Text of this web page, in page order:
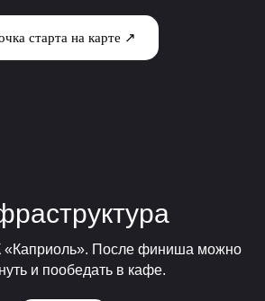
старта на карте ↗
«Каприоль». После финиша можно
и пообедать в кафе.